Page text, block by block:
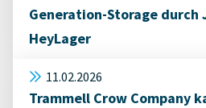
Generation-Storage
HeyLager
11.02.2026
Trammell Crow Company